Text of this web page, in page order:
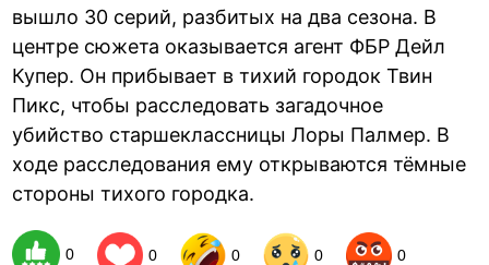
вышло 30 серий, разбитых на два сезона. В
центре сюжета оказывается агент ФБР Дейл
Купер. Он прибывает в тихий городок Твин
Пикс, чтобы расследовать загадочное
убийство старшеклассницы Лоры Палмер. В
ходе расследования ему открываются тёмные
стороны тихого городка.
0 0 0 0 0